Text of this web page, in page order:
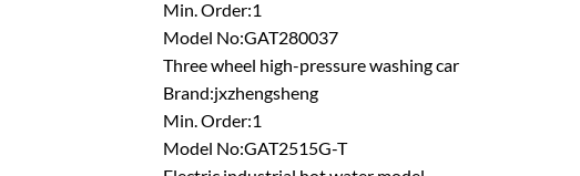
Min. Order:1
Model No:GAT280037
Three wheel high-pressure washing car
Brand:jxzhengsheng
Min. Order:1
Model No:GAT2515G-T